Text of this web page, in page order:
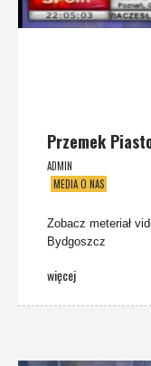
Przemek
ADMIN
MEDIA O NAS
Zobacz meteriał
Bydgoszcz
więcej